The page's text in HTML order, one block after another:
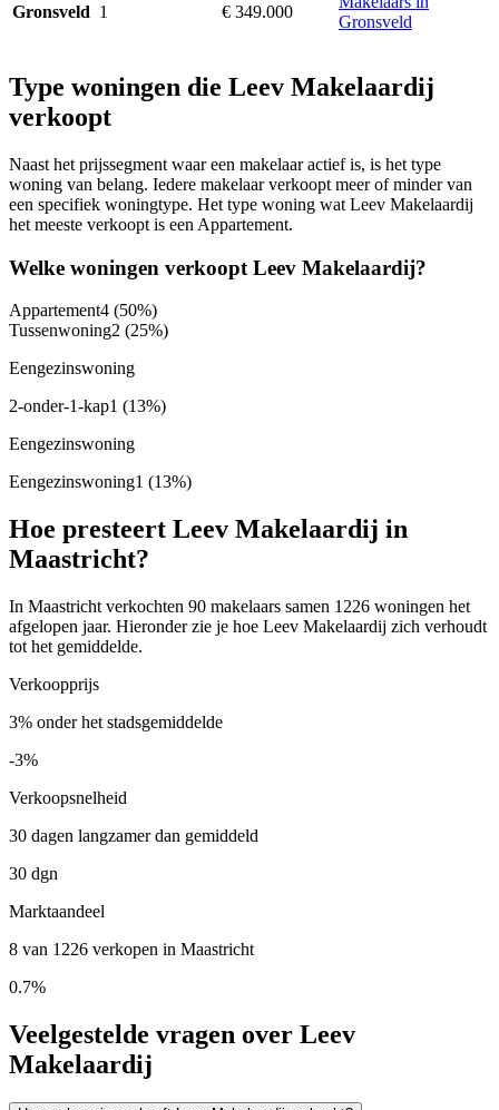
Gronsveld 1 € 349.000
Gronsveld
Type woningen die Leev Makelaardij
verkoopt
Naast het prijssegment waar een makelaar actief is, is het type
woning van belang. Iedere makelaar verkoopt meer of minder van
een specifiek woningtype. Het type woning wat Leev Makelaardij
het meeste verkoopt is een Appartement.
Welke woningen verkoopt Leev Makelaardij?
Appartement4 (50%)
Tussenwoning2 (25%)
Eengezinswoning
2-onder-1-kap1 (13%)
Eengezinswoning
Eengezinswoning1 (13%)
Hoe presteert Leev Makelaardij in
Maastricht?
In Maastricht verkochten 90 makelaars samen 1226 woningen het
afgelopen jaar. Hieronder zie je hoe Leev Makelaardij zich verhoudt
tot het gemiddelde.
Verkoopprijs
3% onder het stadsgemiddelde
-3%
Verkoopsnelheid
30 dagen langzamer dan gemiddeld
30 dgn
Marktaandeel
8 van 1226 verkopen in Maastricht
0.7%
Veelgestelde vragen over Leev
Makelaardij